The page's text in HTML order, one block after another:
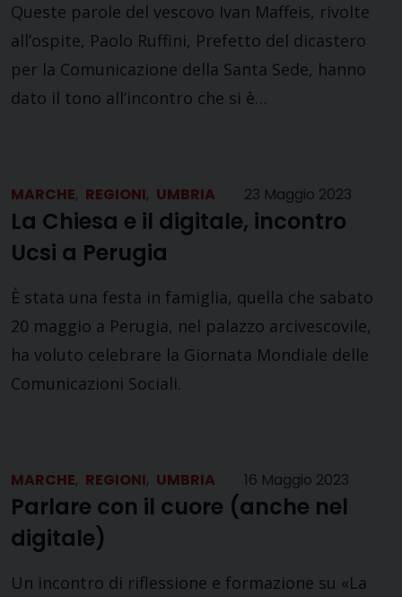
Queste parole del vescovo Ivan Maffeis, rivolte
all’ospite, Paolo Ruffini, Prefetto del dicastero
per la Comunicazione della Santa Sede, hanno
dato il tono all’incontro che si è…
MARCHE, REGIONI, UMBRIA 23 Maggio 2023
La Chiesa e il digitale, incontro
Ucsi a Perugia
È stata una festa in famiglia, quella che sabato
20 maggio a Perugia, nel palazzo arcivescovile,
ha voluto celebrare la Giornata Mondiale delle
Comunicazioni Sociali.
MARCHE, REGIONI, UMBRIA 16 Maggio 2023
Parlare con il cuore (anche nel
digitale)
Un incontro di riflessione e formazione su «La